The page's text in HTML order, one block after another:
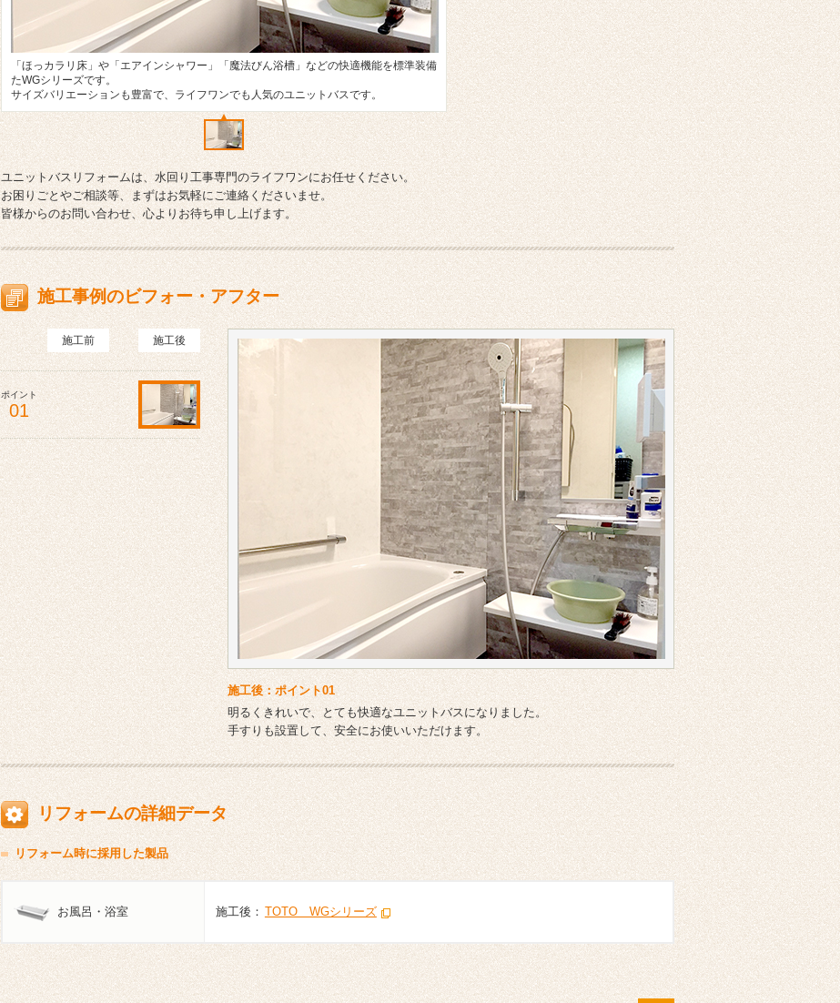
「ほっカラリ床」や「エアインシャワー」「魔法びん浴槽」などの快適機能を標準装備し
たWGシリーズです。
サイズバリエーションも豊富で、ライフワンでも人気のユニットバスです。
ユニットバスリフォームは、水回り工事専門のライフワンにお任せください。
お困りごとやご相談等、まずはお気軽にご連絡くださいませ。
皆様からのお問い合わせ、心よりお待ち申し上げます。
施工事例のビフォー・アフター
施工前 施工後
ポイント
01
施工後：ポイント01
明るくきれいで、とても快適なユニットバスになりました。
手すりも設置して、安全にお使いいただけます。
リフォームの詳細データ
リフォーム時に採用した製品
お風呂・浴室 施工後： TOTO WGシリーズ